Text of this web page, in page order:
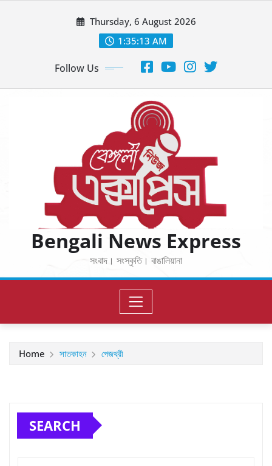
Thursday, 6 August 2026
1:35:13 AM
Follow Us
Bengali News Express
সংবাদ। সংস্কৃতি। বাঙালিয়ানা
Home সাতকাহন পেজথ্রী
SEARCH